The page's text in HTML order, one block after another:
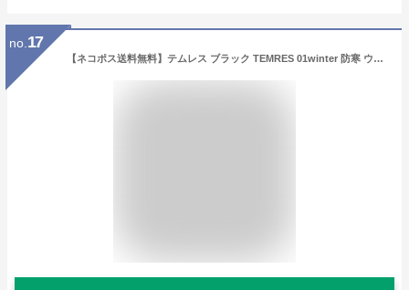
no. 17
【ネコポス送料無料】テムレス ブラック TEMRES 01winter 防寒 ウィンター 手袋 グローブ TEMRES01WIN